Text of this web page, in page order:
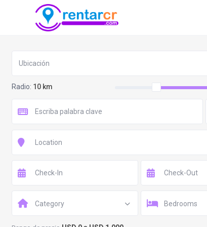
Radio: 10 km
Category Bedrooms